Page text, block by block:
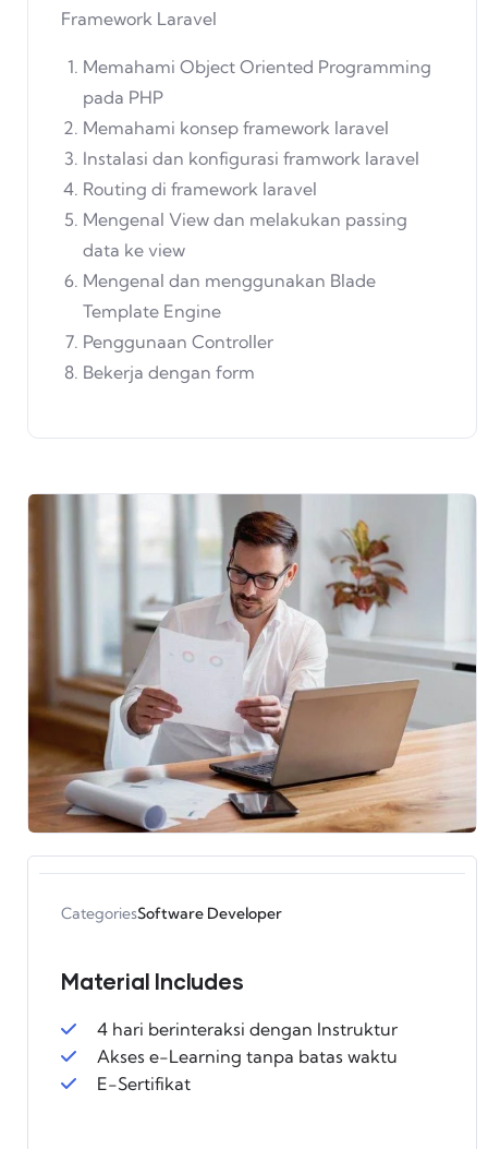
Framework Laravel
Memahami Object Oriented Programming
pada PHP
Memahami konsep framework laravel
Instalasi dan konfigurasi framwork laravel
Routing di framework laravel
Mengenal View dan melakukan passing
data ke view
Mengenal dan menggunakan Blade
Template Engine
Penggunaan Controller
Bekerja dengan form
CategoriesSoftware Developer
Material Includes
4 hari berinteraksi dengan Instruktur
Akses e-Learning tanpa batas waktu
E-Sertifikat